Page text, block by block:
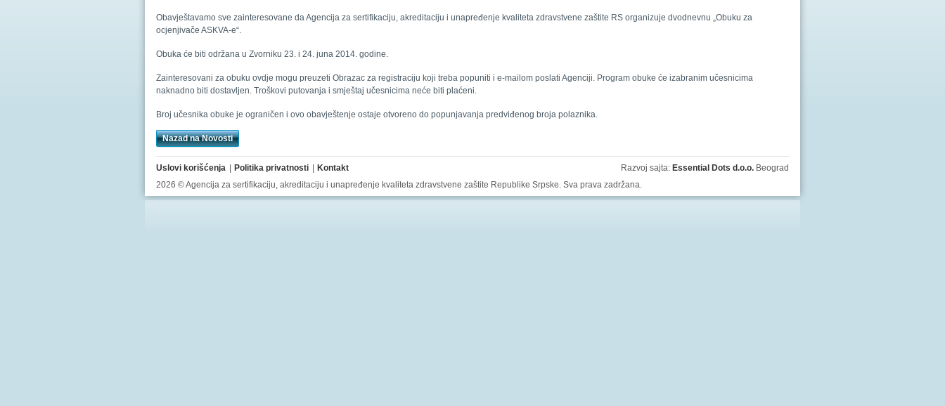
Obavještavamo sve zainteresovane da Agencija za sertifikaciju, akreditaciju i unapređenje kvaliteta zdravstvene zaštite RS organizuje dvodnevnu „Obuku za
ocjenjivače ASKVA-e“.
Obuka će biti održana u Zvorniku 23. i 24. juna 2014. godine.
Zainteresovani za obuku ovdje mogu preuzeti Obrazac za registraciju koji treba popuniti i e-mailom poslati Agenciji. Program obuke će izabranim učesnicima
naknadno biti dostavljen. Troškovi putovanja i smještaj učesnicima neće biti plaćeni.
Broj učesnika obuke je ograničen i ovo obavještenje ostaje otvoreno do popunjavanja predviđenog broja polaznika.
Nazad na Novosti
Uslovi korišćenja Politika privatnosti Kontakt Razvoj sajta: Essential Dots d.o.o. Beograd
2026 © Agencija za sertifikaciju, akreditaciju i unapređenje kvaliteta zdravstvene zaštite Republike Srpske. Sva prava zadržana.